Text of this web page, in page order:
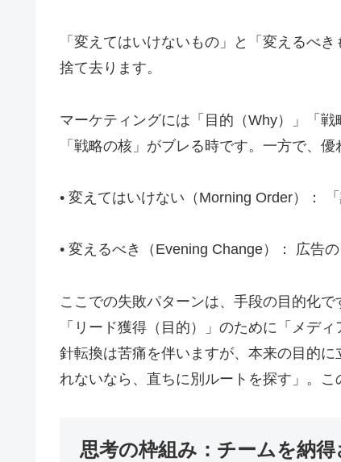
「変えてはいけないもの」と「変えるべ
捨て去ります。
マーケティングには「目的（Why）」「
「戦略の核」がブレる時です。一方で、
• 変えてはいけない（Morning Order）：
• 変えるべき（Evening Change）： 広告
ここでの失敗パターンは、手段の目的化
「リード獲得（目的）」のために「メデ
針転換は苦痛を伴いますが、本来の目的
れないなら、直ちに別ルートを探す」。
思考の枠組み：チームを納